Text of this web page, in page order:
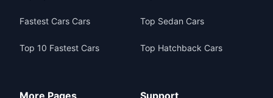
Fastest Cars Cars
Top 10 Fastest Cars
Top Sedan Cars
Top Hatchback Cars
More Pages Support